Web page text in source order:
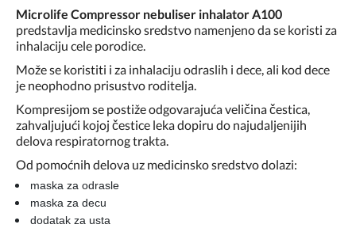
Microlife Compressor nebuliser inhalator A100
predstavlja medicinsko sredstvo namenjeno da se koristi za
inhalaciju cele porodice.
Može se koristiti i za inhalaciju odraslih i dece, ali kod dece
je neophodno prisustvo roditelja.
Kompresijom se postiže odgovarajuća veličina čestica,
zahvaljujući kojoj čestice leka dopiru do najudaljenijih
delova respiratornog trakta.
Od pomoćnih delova uz medicinsko sredstvo dolazi:
maska za odrasle
maska za decu
dodatak za usta